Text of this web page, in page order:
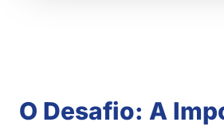
O Desafio: A